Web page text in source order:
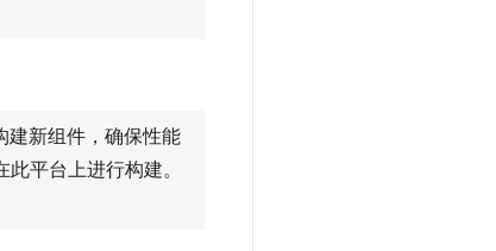
建新组件，确保性能
平台上进行构建。